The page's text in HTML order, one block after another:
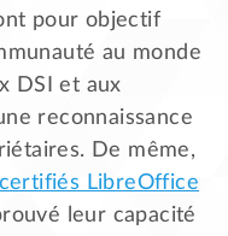
pour objectif
au monde
DSI et aux
reconnaissance
De même,
LibreOffice
leur capacité